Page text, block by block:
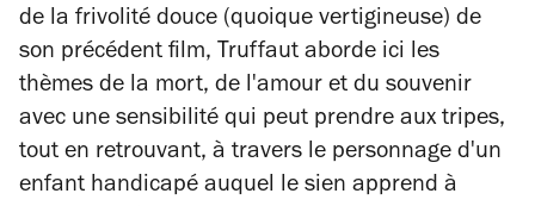
de la frivolité douce (quoique vertigineuse) de
son précédent film, Truffaut aborde ici les
thèmes de la mort, de l'amour et du souvenir
avec une sensibilité qui peut prendre aux tripes,
tout en retrouvant, à travers le personnage d'un
enfant handicapé auquel le sien apprend à